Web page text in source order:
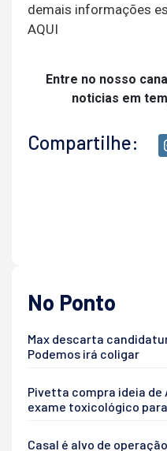
demais informações
AQUI
Entre no nosso
noticias em
Compartilhe:
No Ponto
Max descarta
Podemos irá coligar
Pivetta compra ideia de
exame toxicológico
Casal é alvo de